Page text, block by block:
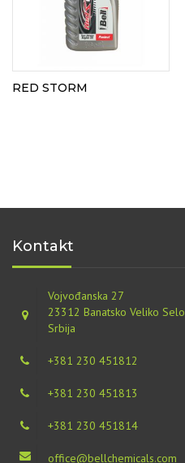
RED STORM
Kontakt
Vojvođanska 27
23312 Banatsko Veliko Selo
Srbija
+381 230 451812
+381 230 451813
+381 230 451814
office@bellchemicals.com